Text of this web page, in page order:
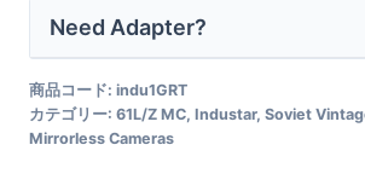
MC
50mm
f/2.8
Vintage
Need Adapter?
商品コード: indu1GRT
カテゴリー: 61L/Z MC, Industar, Soviet
Mirrorless Cameras